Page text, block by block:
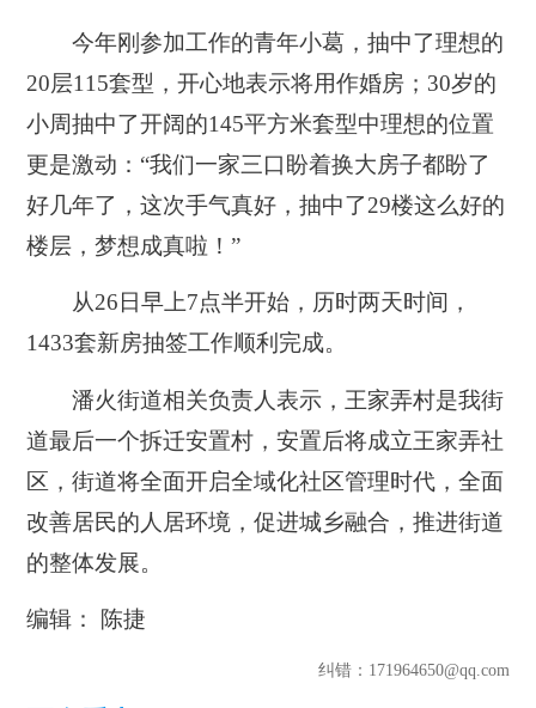
今年刚参加工作的青年小葛，抽中了理想的
20层115套型，开心地表示将用作婚房； 30岁的
小周抽中了开阔的145平方米套型中理想的位置
更是激动：“我们一家三口盼着换大房子都盼了
好几年了，这次手气真好，抽中了29楼这么好的
楼层，梦想成真啦！”
从26 日早上7点半开始，历时两天时间，
1433套新房抽签工作顺利完成。
潘火街道相关负责人表示，王家弄村是我街
道最后一个拆迁安置村，安置后将成立王家弄社
区，街道将全面开启全域化社区管理时代，全面
改善居民的人居环境，促进城乡融合，推进街道
的整体发展。
编辑： 陈捷
纠错：171964650@qq.com